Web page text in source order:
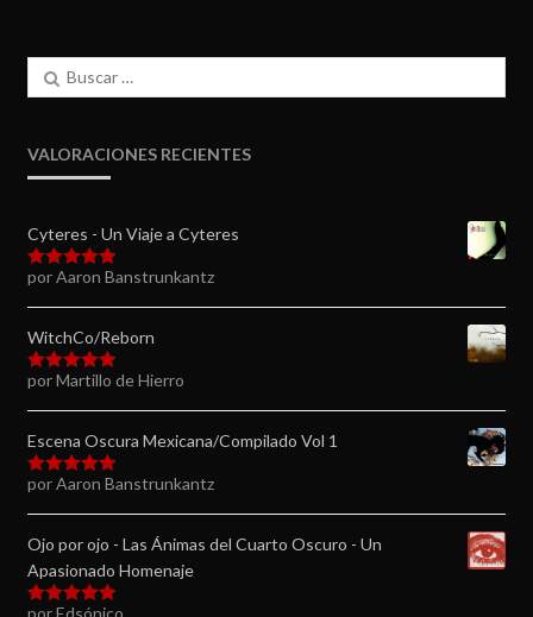
Buscar:
VALORACIONES RECIENTES
Cyteres - Un Viaje a Cyteres
Valorado en
por Aaron Banstrunkantz
WitchCo/Reborn
Valorado en
por Martillo de Hierro
Escena Oscura Mexicana/Compilado Vol 1
Valorado en
por Aaron Banstrunkantz
Ojo por ojo - Las Ánimas del Cuarto Oscuro - Un
Apasionado Homenaje
por Edsónico